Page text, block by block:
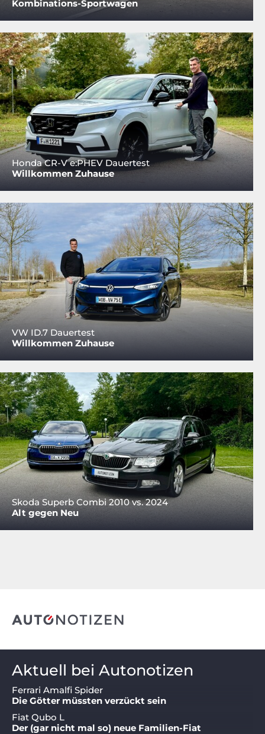
Kombinations-Sportwagen
Honda CR-V e:PHEV Dauertest
Willkommen Zuhause
VW ID.7 Dauertest
Willkommen Zuhause
Skoda Superb Combi 2010 vs. 2024
Alt gegen Neu
Aktuell bei Autonotizen
Ferrari Amalfi Spider
Die Götter müssten verzückt sein
Fiat Qubo L
Der (gar nicht mal so) neue Familien-Fiat